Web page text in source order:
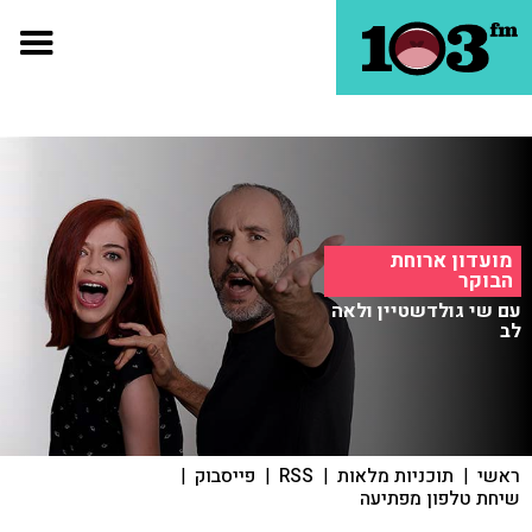
מועדון ארוחת
הבוקר
עם שי גולדשטיין ולאה
לב
ראשי | תוכניות מלאות |
RSS
| פייסבוק |
שיחת טלפון מפתיעה